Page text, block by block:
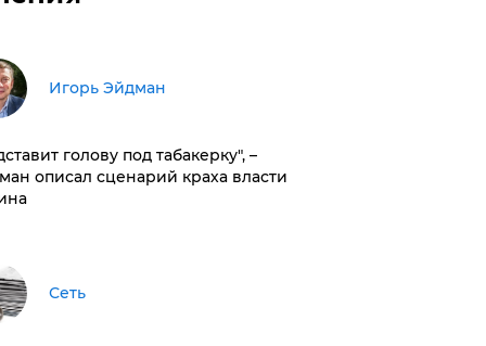
Игорь Эйдман
голову под табакерку", –
описал сценарий краха власти
Сеть